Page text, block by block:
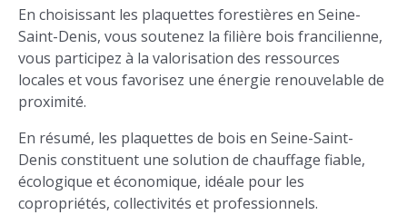
En choisissant les plaquettes forestières en Seine-
Saint-Denis, vous soutenez la filière bois francilienne,
vous participez à la valorisation des ressources
locales et vous favorisez une énergie renouvelable de
proximité.
En résumé, les plaquettes de bois en Seine-Saint-
Denis constituent une solution de chauffage fiable,
écologique et économique, idéale pour les
copropriétés, collectivités et professionnels.